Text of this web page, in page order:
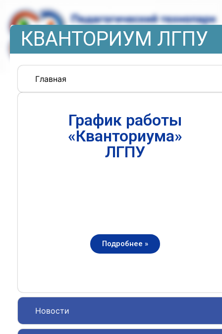
КВАНТОРИУМ ЛГПУ
Главная
Новости
График работы
«Кванториума»
ЛГПУ
Подробнее »